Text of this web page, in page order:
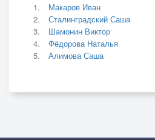
Макаров Иван
Сталинградский Саша
Шамонин Виктор
Фёдорова Наталья
Алимова Саша